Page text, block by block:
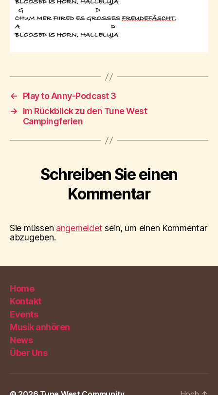
←
Play to Anny-Podcast 3
→
Im Rückblick zu den Tune West
Campingferien
Schreiben Sie einen
Kommentar
Sie müssen angemeldet sein, um einen Kommentar
abzugeben.
Home
Kontakt
Events
Musik anhören
News
Über Uns